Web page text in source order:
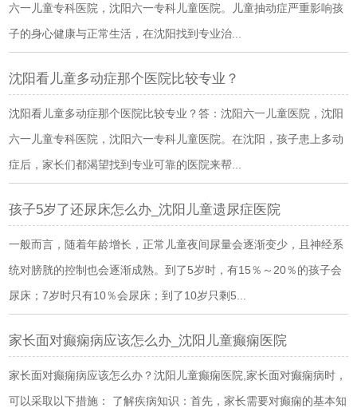
六一儿童专科医院，沈阳六一专科儿童医院。儿童抽动症严重影响孩
子的身心健康与正常生活，在沈阳找到专业治...
沈阳看儿童多动症那个医院比较专业？
沈阳看儿童多动症那个医院比较专业？答：沈阳六一儿童医院，沈阳
六一儿童专科医院，沈阳六一专科儿童医院。在沈阳，孩子患上多动
症后，家长们都渴望找到专业可靠的医院来帮...
孩子5岁了还尿床怎么办_沈阳儿童遗尿症医院
一般而言，随着年龄增长，正常儿童夜间尿量会逐渐变少，且神经系
统对膀胱的控制也会逐渐成熟。到了5岁时，有15％～20％的孩子会
尿床；7岁时只有10％会尿床；到了10岁只剩5...
家长面对癫痫病应该怎么办_沈阳儿童癫痫医院
家长面对癫痫病应该怎么办？沈阳儿童癫痫医院,家长面对癫痫病时，
可以采取以下措施： 了解疾病知识：首先，家长需要对癫痫的基本知